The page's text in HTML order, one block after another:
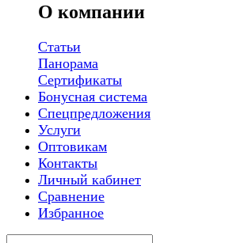
О компании
Статьи
Панорама
Сертификаты
Бонусная система
Спецпредложения
Услуги
Оптовикам
Контакты
Личный кабинет
Сравнение
Избранное